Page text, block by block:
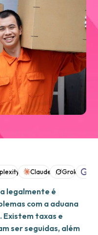
Claude Grok
legalmente é
com a aduana
Existem taxas e
ser seguidas, além